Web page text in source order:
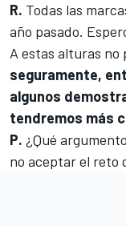
R. Todas las
año pasado.
A estas alturas no
seguramente,
algunos
tendremos más
P. ¿Qué
no aceptar el reto